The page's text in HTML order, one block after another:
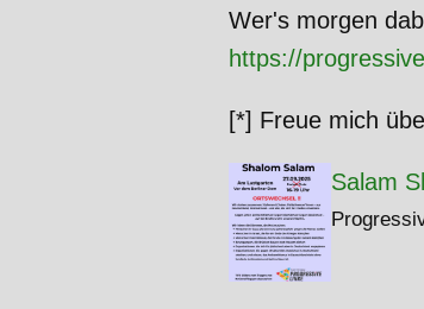
Wer's morgen
https://
[*] Freue mich
Salam